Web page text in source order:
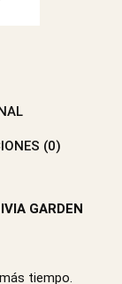
(0)
GARDEN
tiempo.